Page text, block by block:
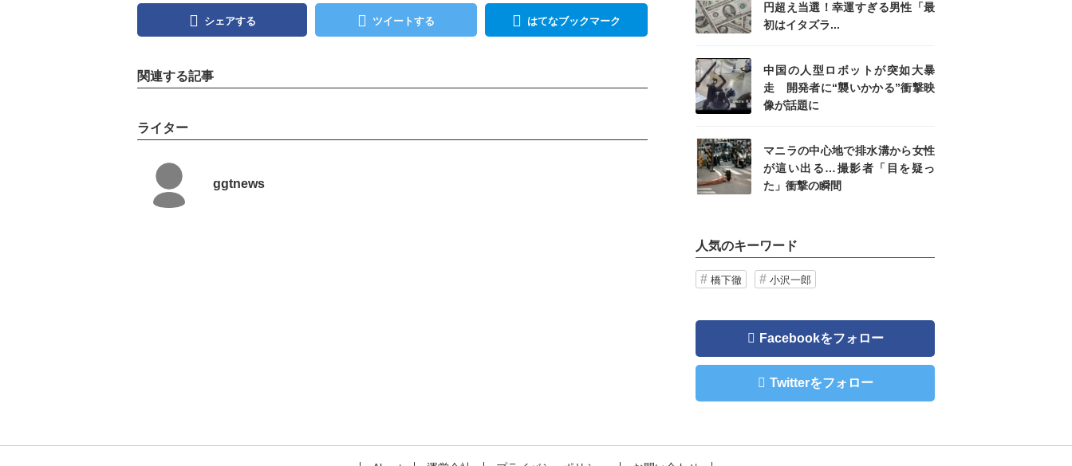
シェアする ツイートする はてなブックマーク
関連する記事
ライター
ggtnews
円超え当選！幸運すぎる男性「最
初はイタズラ...
中国の人型ロボットが突如大暴
走 開発者に“襲いかかる”衝撃映
像が話題に
マニラの中心地で排水溝から女性
が這い出る…撮影者「目を疑っ
た」衝撃の瞬間
記事を読む
人気のキーワード
橋下徹 小沢一郎
Facebookをフォロー
Twitterをフォロー